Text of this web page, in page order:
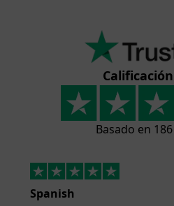
Basado en
Spanish